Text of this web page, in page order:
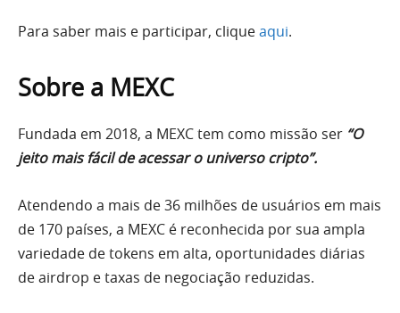
Para saber mais e participar, cliqueaqui.
Sobre a MEXC
Fundada em 2018, a MEXC tem como missão ser “O
jeito mais fácil de acessar o universo cripto”.
Atendendo a mais de 36 milhões de usuários em mais
de 170 países, a MEXC é reconhecida por sua ampla
variedade de tokens em alta, oportunidades diárias
de airdrop e taxas de negociação reduzidas.